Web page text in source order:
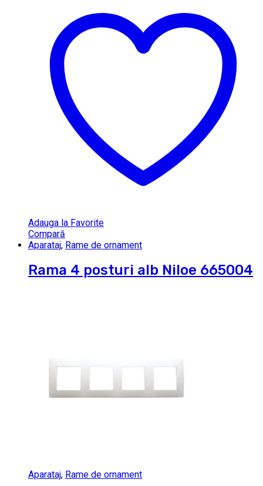
Adauga la Favorite
Compară
Aparataj, Rame de ornament
Rama 4 posturi alb Niloe 665004
Aparataj, Rame de ornament